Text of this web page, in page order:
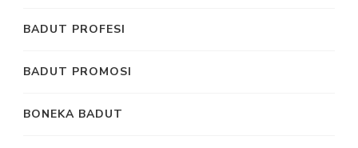
BADUT PROFESI
BADUT PROMOSI
BONEKA BADUT